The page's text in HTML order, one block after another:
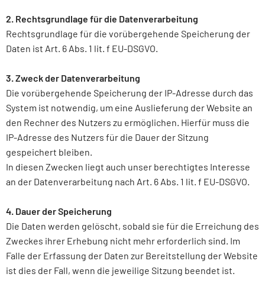
2. Rechtsgrundlage für die Datenverarbeitung
Rechtsgrundlage für die vorübergehende Speicherung der
Daten ist Art. 6 Abs. 1 lit. f EU-DSGVO.
3. Zweck der Datenverarbeitung
Die vorübergehende Speicherung der IP-Adresse durch das
System ist notwendig, um eine Auslieferung der Website an
den Rechner des Nutzers zu ermöglichen. Hierfür muss die
IP-Adresse des Nutzers für die Dauer der Sitzung
gespeichert bleiben.
In diesen Zwecken liegt auch unser berechtigtes Interesse
an der Datenverarbeitung nach Art. 6 Abs. 1 lit. f EU-DSGVO.
4. Dauer der Speicherung
Die Daten werden gelöscht, sobald sie für die Erreichung des
Zweckes ihrer Erhebung nicht mehr erforderlich sind. Im
Falle der Erfassung der Daten zur Bereitstellung der Website
ist dies der Fall, wenn die jeweilige Sitzung beendet ist.